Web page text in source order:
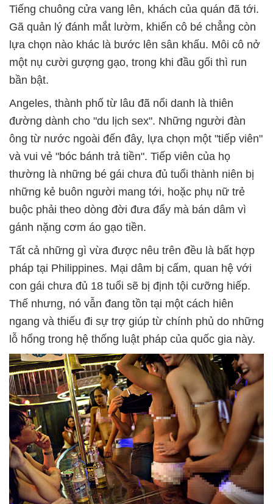
Tiếng chuông cửa vang lên, khách của quán đã tới.
Gã quản lý đánh mắt lườm, khiến cô bé chẳng còn
lựa chọn nào khác là bước lên sân khấu. Môi cô nở
một nụ cười gượng gạo, trong khi đầu gối thì run
bần bật.
Angeles, thành phố từ lâu đã nổi danh là thiên
đường dành cho "du lịch sex". Những người đàn
ông từ nước ngoài đến đây, lựa chọn một "tiếp viên"
và vui vẻ "bóc bánh trả tiền". Tiếp viên của họ
thường là những bé gái chưa đủ tuổi thành niên bị
những kẻ buôn người mang tới, hoặc phụ nữ trẻ
buộc phải theo dòng đời đưa đẩy mà bán dâm vì
gánh nặng cơm áo gạo tiền.
Tất cả những gì vừa được nêu trên đều là bất hợp
pháp tại Philippines. Mại dâm bị cấm, quan hệ với
con gái chưa đủ 18 tuổi sẽ bị định tội cưỡng hiếp.
Thế nhưng, nó vẫn đang tồn tại một cách hiên
ngang và thiếu đi sự trợ giúp từ chính phủ do những
lỗ hổng trong hệ thống luật pháp của quốc gia này.